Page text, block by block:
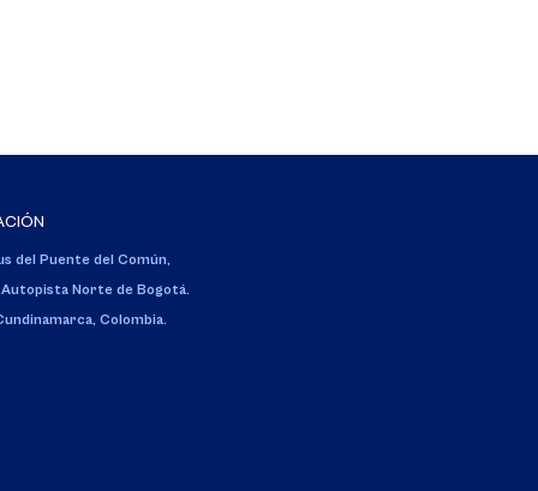
del Puente del Común,
Autopista Norte de Bogotá.
Colombia.